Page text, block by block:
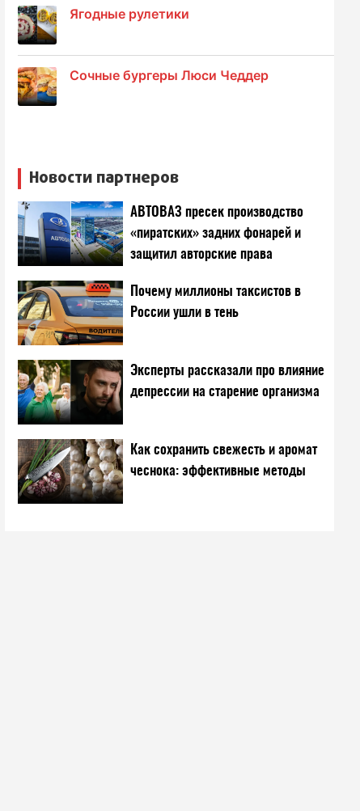
Ягодные рулетики
Сочные бургеры Люси Чеддер
Новости партнеров
АВТОВАЗ пресек производство
«пиратских» задних фонарей и
защитил авторские права
Почему миллионы таксистов в
России ушли в тень
Эксперты рассказали про влияние
депрессии на старение организма
Как сохранить свежесть и аромат
чеснока: эффективные методы